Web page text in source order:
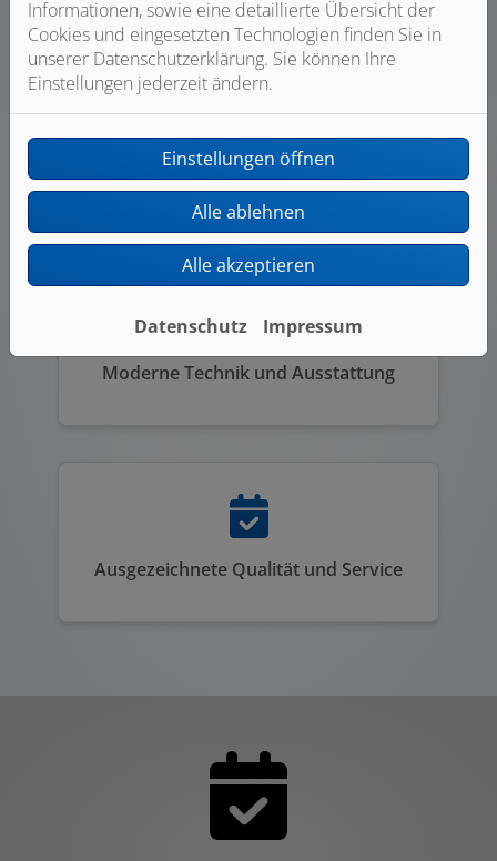
Viele Jahre Erfahrung
Moderne Technik und Ausstattung
Ausgezeichnete Qualität und Service
Informationen, sowie eine detaillierte Übersicht der
Cookies und eingesetzten Technologien finden Sie in
unserer Datenschutzerklärung. Sie können Ihre
Einstellungen jederzeit ändern.
Einstellungen öffnen
Alle ablehnen
Alle akzeptieren
Datenschutz Impressum